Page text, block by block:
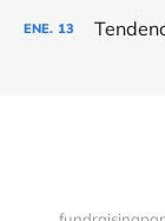
ENE. 13